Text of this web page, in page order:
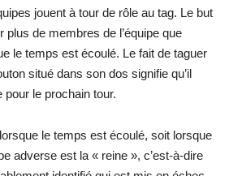
jouent à tour de rôle au tag. Le but
plus de membres de l’équipe que
le temps est écoulé. Le fait de taguer
situé dans son dos signifie qu’il
pour le prochain tour.
le temps est écoulé, soit lorsque
adverse est la « reine », c’est-à-dire